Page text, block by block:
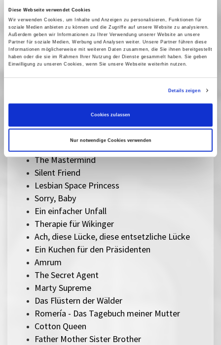
Diese Webseite verwendet Cookies
Wir verwenden Cookies, um Inhalte und Anzeigen zu personalisieren, Funktionen für
soziale Medien anbieten zu können und die Zugriffe auf unsere Website zu analysieren.
Außerdem geben wir Informationen zu Ihrer Verwendung unserer Website an unsere
Partner für soziale Medien, Werbung und Analysen weiter. Unsere Partner führen diese
Informationen möglicherweise mit weiteren Daten zusammen, die Sie ihnen bereitgestellt
haben oder die sie im Rahmen Ihrer Nutzung der Dienste gesammelt haben. Sie geben
Einwilligung zu unseren Cookies, wenn Sie unsere Webseite weiterhin nutzen.
Details zeigen
Cookies zulassen
Nur notwendige Cookies verwenden
Miroirs No. 3
Das tiefste Blau
Pfau - Bin ich echt?
Im Prinzip Familie
Sorda
Sehnsucht in Sangerhausen
The Mastermind
Silent Friend
Lesbian Space Princess
Sorry, Baby
Ein einfacher Unfall
Therapie für Wikinger
Ach, diese Lücke, diese entsetzliche Lücke
Ein Kuchen für den Präsidenten
Amrum
The Secret Agent
Marty Supreme
Das Flüstern der Wälder
Romería - Das Tagebuch meiner Mutter
Cotton Queen
Father Mother Sister Brother